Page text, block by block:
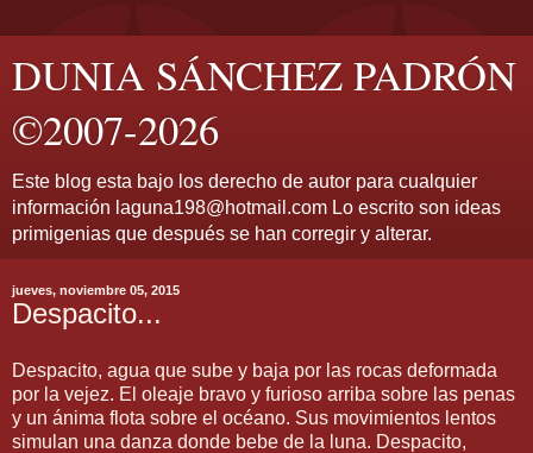
DUNIA SÁNCHEZ PADRÓN
©2007-2026
Este blog esta bajo los derecho de autor para cualquier
información laguna198@hotmail.com Lo escrito son ideas
primigenias que después se han corregir y alterar.
jueves, noviembre 05, 2015
Despacito...
Despacito, agua que sube y baja por las rocas deformada
por la vejez. El oleaje bravo y furioso arriba sobre las penas
y un ánima flota sobre el océano. Sus movimientos lentos
simulan una danza donde bebe de la luna. Despacito,